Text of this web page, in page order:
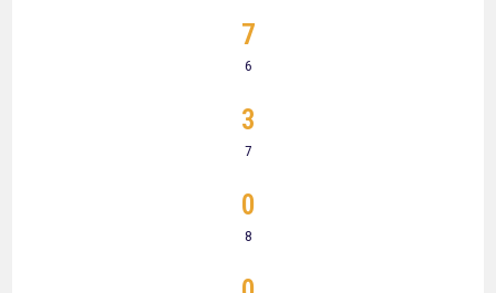
6
7
7
3
8
0